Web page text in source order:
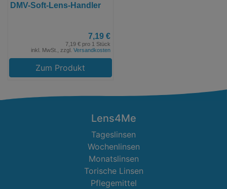
DMV-Soft-Lens-Handler
7,19 €
7,19 € pro 1 Stück
inkl. MwSt., zzgl. Versandkosten
Zum Produkt
Lens4Me
Tageslinsen
Wochenlinsen
Monatslinsen
Torische Linsen
Pflegemittel